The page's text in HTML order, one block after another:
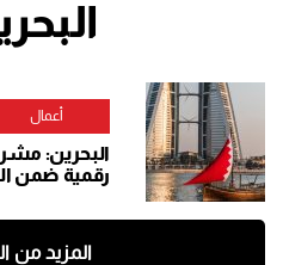
أعمال
البحرين:
رقمية ضمن
المزيد من